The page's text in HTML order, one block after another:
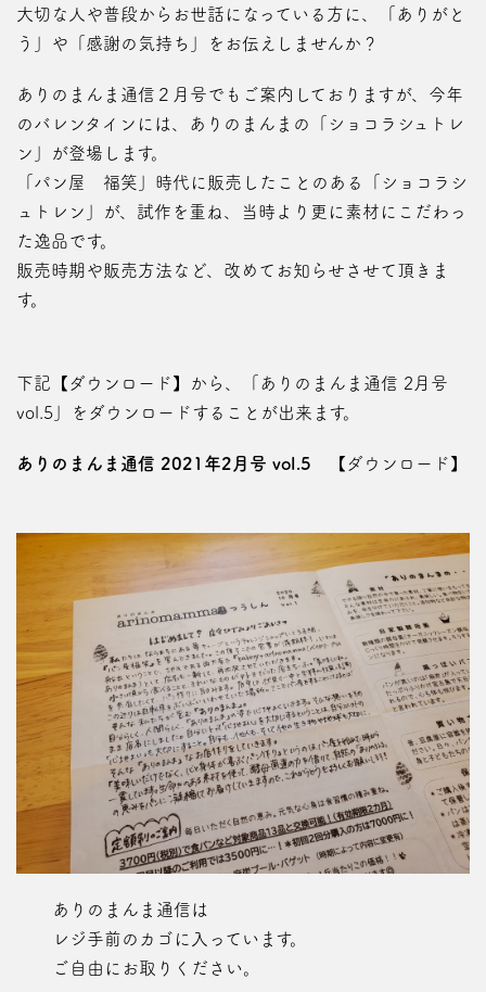
大切な人や普段からお世話になっている方に、「ありがと
う」や「感謝の気持ち」をお伝えしませんか？
ありのまんま通信２月号でもご案内しておりますが、今年
のバレンタインには、ありのまんまの「ショコラシュトレ
ン」が登場します。
「パン屋 福笑」時代に販売したことのある「ショコラシ
ュトレン」が、試作を重ね、当時より更に素材にこだわっ
た逸品です。
販売時期や販売方法など、改めてお知らせさせて頂きま
す。
下記【ダウンロード】から、「ありのまんま通信 2月号
vol.5」をダウンロードすることが出来ます。
ありのまんま通信 2021年2月号 vol.5 【ダウンロード】
ありのまんま通信は
レジ手前のカゴに入っています。
ご自由にお取りください。